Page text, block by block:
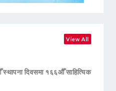
View All
दिवसमा १६६औँ साहित्यिक